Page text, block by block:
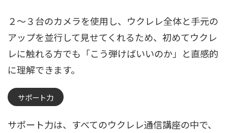
２～３台のカメラを使用し、ウクレレ全体と手元の
アップを並行して見せてくれるため、初めてウクレ
レに触れる方でも「こう弾けばいいのか」と直感的
に理解できます。
サポート力
サポート力は、すべてのウクレレ通信講座の中で、